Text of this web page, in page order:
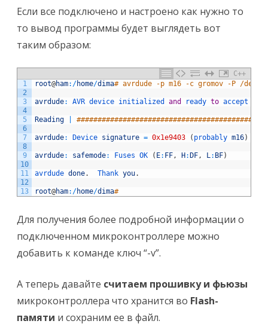
Если все подключено и настроено как нужно то
то вывод программы будет выглядеть вот
таким образом:
C++
1
2
3
4
5
6
7
8
9
10
11
12
13
root@ham: /home/dima# avrdude -p m16 -c gromov -P /dev/
avrdude: AVR device initialized and ready to accept
Reading
avrdude: Device signature = 0x1e9403 ( probably m16)
avrdude: safemode: Fuses OK ( E: FF, H : DF, L: BF)
avrdude done. Thank you.
root@ham: /home/dima#
Для получения более подробной информации о
подключенном микроконтроллере можно
добавить к команде ключ “-v”.
А теперь давайте считаем прошивку и фьюзы
микроконтроллера что хранится во Flash-
памяти и сохраним ее в файл.